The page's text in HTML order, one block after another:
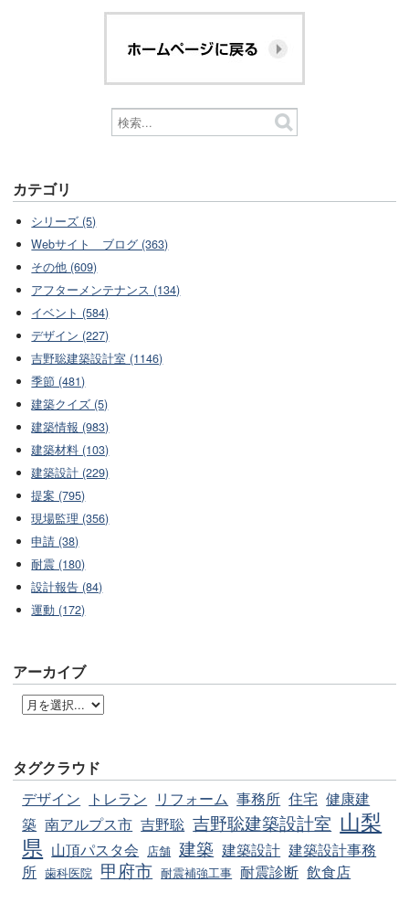
カテゴリ
シリーズ (5)
Webサイト ブログ (363)
その他 (609)
アフターメンテナンス (134)
イベント (584)
デザイン (227)
吉野聡建築設計室 (1146)
季節 (481)
建築クイズ (5)
建築情報 (983)
建築材料 (103)
建築設計 (229)
提案 (795)
現場監理 (356)
申請 (38)
耐震 (180)
設計報告 (84)
運動 (172)
アーカイブ
タグクラウド
デザイン トレラン リフォーム 事務所 住宅 健康建
築 南アルプス市 吉野聡 吉野聡建築設計室 山梨
県 山頂パスタ会 店舗 建築 建築設計 建築設計事務
所 歯科医院 甲府市 耐震補強工事 耐震診断 飲食店